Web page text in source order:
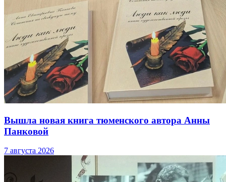
Вышла новая книга тюменского автора Анны
Панковой
7 августа 2026